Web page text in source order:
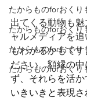
たからものforおくり
たからものforおくり
たからものforおくり
たからものforおくり
出てくる動物も
ャルメディアを
もわかるかもです
ださい。額縁の中
ず、それらを活
いきいきと表現さ